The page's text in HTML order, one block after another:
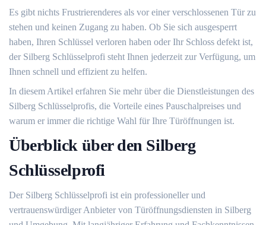
Es gibt nichts Frustrierenderes als vor einer verschlossenen Tür zu
stehen und keinen Zugang zu haben.​ Ob Sie sich ausgesperrt
haben, Ihren Schlüssel verloren haben oder Ihr Schloss defekt ist,
der Silberg Schlüsselprofi steht Ihnen jederzeit zur Verfügung, um
Ihnen schnell und effizient zu helfen.
In diesem Artikel erfahren Sie mehr über die Dienstleistungen des
Silberg Schlüsselprofis, die Vorteile eines Pauschalpreises und
warum er immer die richtige Wahl für Ihre Türöffnungen ist.​
Überblick über den Silberg
Schlüsselprofi
Der Silberg Schlüsselprofi ist ein professioneller und
vertrauenswürdiger Anbieter von Türöffnungsdiensten in Silberg